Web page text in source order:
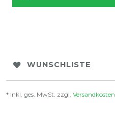
WUNSCHLISTE
* inkl. ges. MwSt. zzgl. Versandkosten